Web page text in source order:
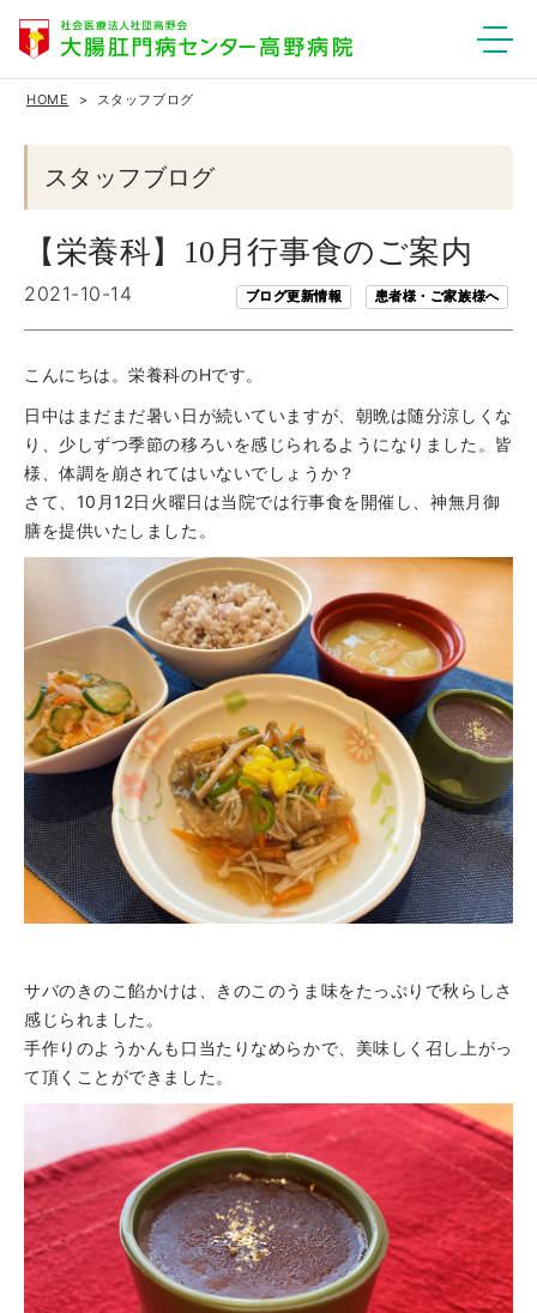
HOME スタッフブログ
スタッフブログ
【栄養科】10月行事食のご案内
2021-10-14 ブログ更新情報 患者様・ご家族様へ
こんにちは。栄養科のHです。
日中はまだまだ暑い日が続いていますが、朝晩は随分涼しくな
り、少しずつ季節の移ろいを感じられるようになりました。皆
様、体調を崩されてはいないでしょうか？
さて、10月12日火曜日は当院では行事食を開催し、神無月御
膳を提供いたしました。
サバのきのこ餡かけは、きのこのうま味をたっぷりで秋らしさ
感じられました。
手作りのようかんも口当たりなめらかで、美味しく召し上がっ
て頂くことができました。